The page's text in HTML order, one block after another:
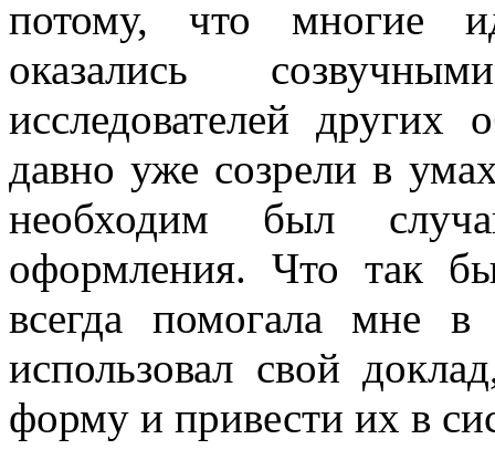
потому, что многие
оказались
исследователей
давно уже созрели в
необходим был
оформления. Что так
всегда помогала мне
использовал свой
форму и привести их в